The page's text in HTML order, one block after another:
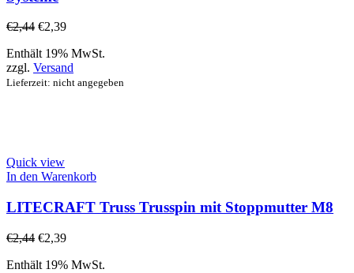
€2,44 €2,39
Enthält 19% MwSt.
zzgl. Versand
Lieferzeit: nicht angegeben
Quick view
In den Warenkorb
LITECRAFT Truss Trusspin mit Stoppmutter M8
€2,44 €2,39
Enthält 19% MwSt.